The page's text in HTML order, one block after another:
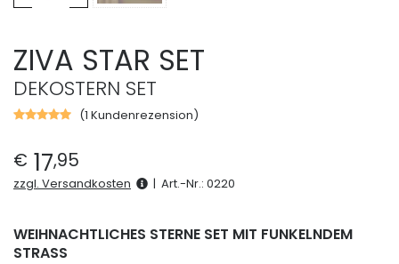
ZIVA STAR SET
DEKOSTERN SET
Bewertet
von
5,
basierend
auf
(1 Kundenrezension)
€ 17,95
zzgl. Versandkosten | Art.-Nr.: 0220
WEIHNACHTLICHES STERNE SET MIT FUNKELNDEM
STRASS